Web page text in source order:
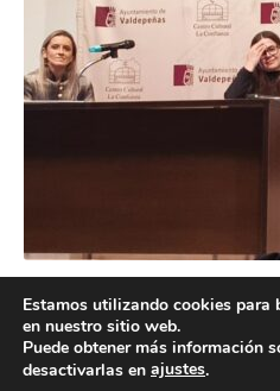
POLÍTICA DE COOKIES POLÍTICA
Estamos utilizando cookies para
en nuestro sitio web.
Puede obtener más información
desactivarlas en ajustes.